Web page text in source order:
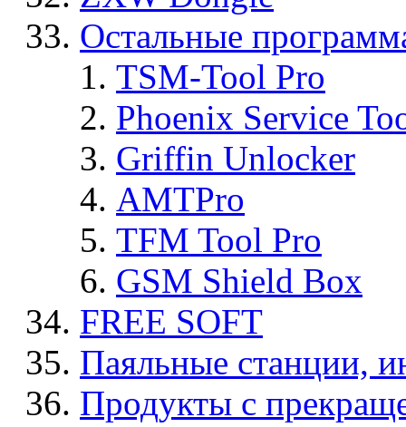
Остальные
TSM-Tool Pro
Phoenix Service
Griffin Unlocker
AMTPro
TFM Tool Pro
GSM Shield Box
FREE SOFT
Паяльные станции,
Продукты с